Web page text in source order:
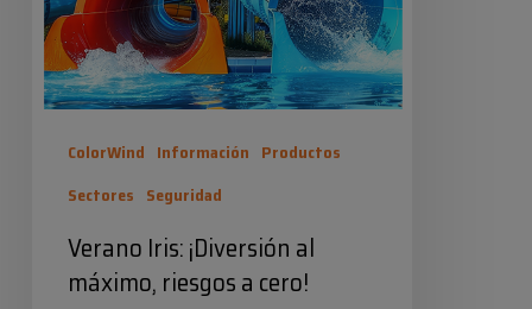
riesgos
cero!
ColorWind Información Productos
Sectores Seguridad
Verano Iris: ¡Diversión al
máximo, riesgos a cero!